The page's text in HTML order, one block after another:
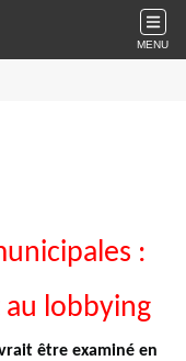
MENU
:
au lobbying
être examiné en